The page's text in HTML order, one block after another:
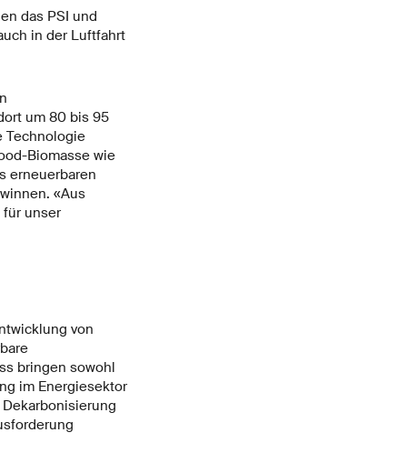
das PSI und
in der Luftfahrt
um 80 bis 95
Technologie
Biomasse wie
erneuerbaren
«Aus
unser
von
bringen sowohl
im Energiesektor